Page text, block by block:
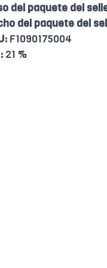
del paquete del
del paquete del
F1090175004
21 %